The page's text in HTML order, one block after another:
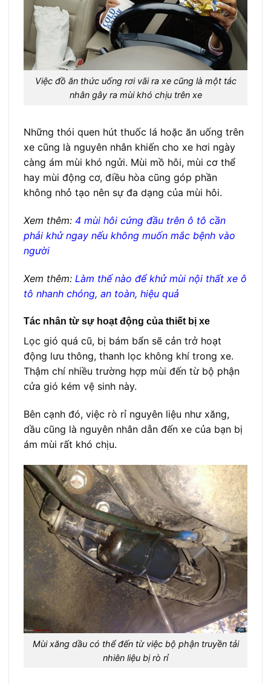
Việc đồ ăn thức uống rơi vãi ra xe cũng là một tác
nhân gây ra mùi khó chịu trên xe
Những thói quen hút thuốc lá hoặc ăn uống trên
xe cũng là nguyên nhân khiến cho xe hơi ngày
càng ám mùi khó ngửi. Mùi mồ hôi, mùi cơ thể
hay mùi động cơ, điều hòa cũng góp phần
không nhỏ tạo nên sự đa dạng của mùi hôi.
Xem thêm: 4 mùi hôi cứng đầu trên ô tô cần
phải khử ngay nếu không muốn mắc bệnh vào
người
Xem thêm: Làm thế nào để khử mùi nội thất xe ô
tô nhanh chóng, an toàn, hiệu quả
Tác nhân từ sự hoạt động của thiết bị xe
Lọc gió quá cũ, bị bám bẩn sẽ cản trở hoạt
động lưu thông, thanh lọc không khí trong xe.
Thậm chí nhiều trường hợp mùi đến từ bộ phận
cửa gió kém vệ sinh này.
Bên cạnh đó, việc rò rỉ nguyên liệu như xăng,
dầu cũng là nguyên nhân dẫn đến xe của bạn bị
ám mùi rất khó chịu.
Mùi xăng dầu có thể đến từ việc bộ phận truyền tải
nhiên liệu bị rò rỉ